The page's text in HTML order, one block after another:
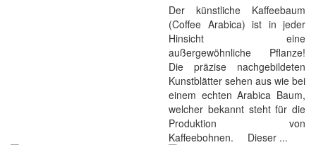
Der künstliche Kaffeebaum
(Coffee Arabica) ist in jeder
Hinsicht eine
außergewöhnliche Pflanze!
Die präzise nachgebildeten
Kunstblätter sehen aus wie bei
einem echten Arabica Baum,
welcher bekannt steht für die
Produktion von
Kaffeebohnen. Dieser ...